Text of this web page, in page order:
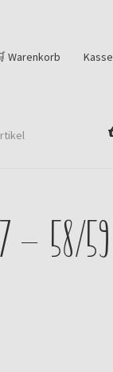
Warenkorb Kasse
– 58/59